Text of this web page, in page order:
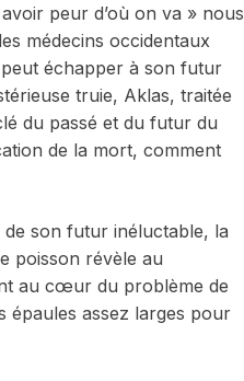
peur d’où on va » nous
médecins occidentaux
peut échapper à son futur
truie, Aklas, traitée
du passé et du futur du
de la mort, comment
son futur inéluctable, la
poisson révèle au
au cœur du problème de
épaules assez larges pour